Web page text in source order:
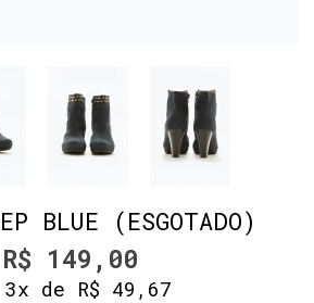
BLUE (ESGOTADO)
R$ 149,00
de R$ 49,67